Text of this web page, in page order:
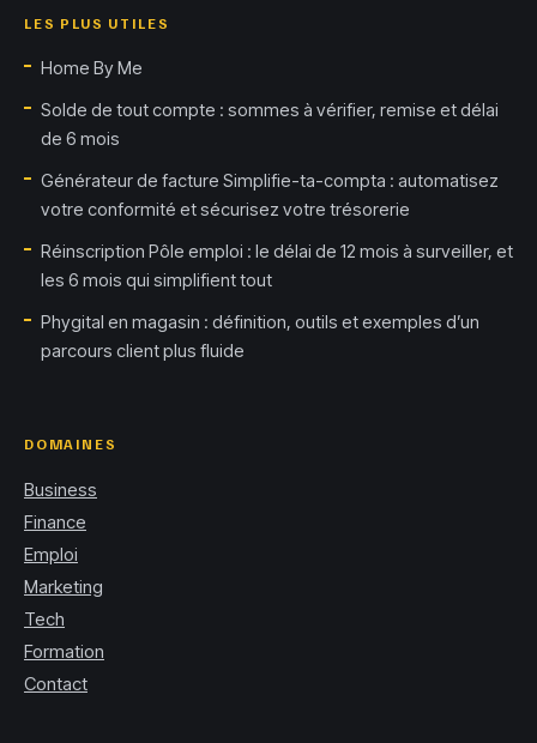
LES PLUS UTILES
Home By Me
Solde de tout compte : sommes à vérifier, remise et délai
de 6 mois
Générateur de facture Simplifie-ta-compta : automatisez
votre conformité et sécurisez votre trésorerie
Réinscription Pôle emploi : le délai de 12 mois à surveiller, et
les 6 mois qui simplifient tout
Phygital en magasin : définition, outils et exemples d’un
parcours client plus fluide
DOMAINES
Business
Finance
Emploi
Marketing
Tech
Formation
Contact